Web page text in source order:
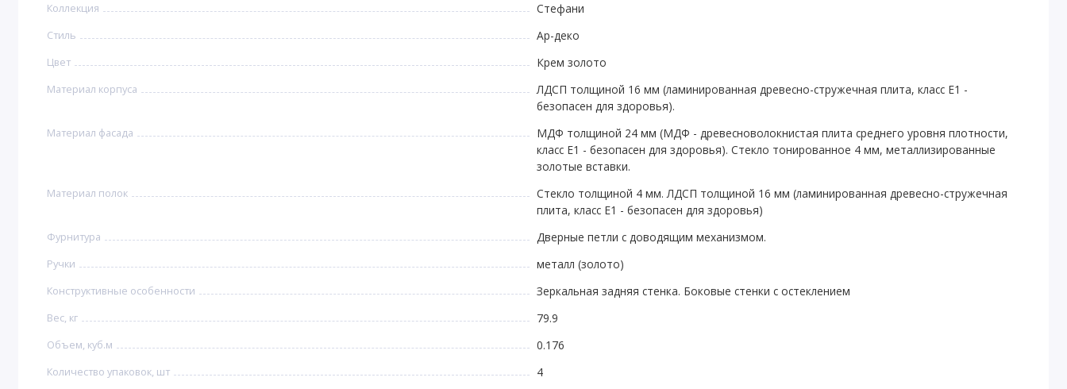
Коллекция Стефани
Стиль Ар-деко
Цвет Крем золото
Материал корпуса
ЛДСП толщиной 16 мм (ламинированная древесно-стружечная плита, класс E1 -
безопасен для здоровья).
Материал фасада
МДФ толщиной 24 мм (МДФ - древесноволокнистая плита среднего уровня плотности,
класс E1 - безопасен для здоровья). Стекло тонированное 4 мм, металлизированные
золотые вставки.
Материал полок
Стекло толщиной 4 мм. ЛДСП толщиной 16 мм (ламинированная древесно-стружечная
плита, класс E1 - безопасен для здоровья)
Фурнитура Дверные петли с доводящим механизмом.
Ручки металл (золото)
Конструктивные особенности Зеркальная задняя стенка. Боковые стенки с остеклением
Вес, кг 79.9
Объем, куб.м 0.176
Количество упаковок, шт 4